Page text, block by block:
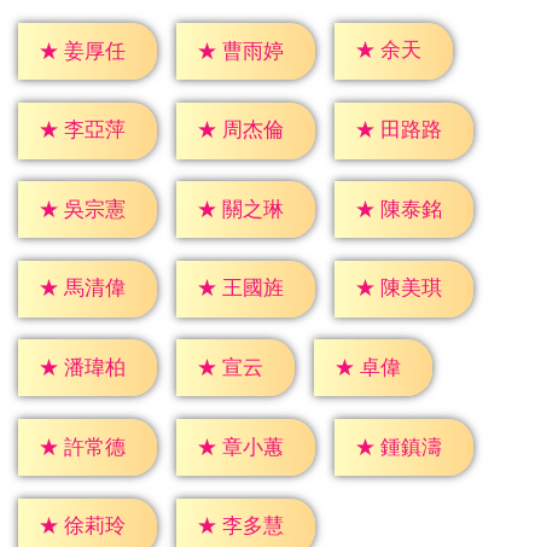
★ 姜厚任 ★ 曹雨婷 ★ 余天
★ 李亞萍 ★ 周杰倫 ★ 田路路
★ 吳宗憲 ★ 關之琳 ★ 陳泰銘
★ 馬清偉 ★ 王國旌 ★ 陳美琪
★ 潘瑋柏 ★ 宣云 ★ 卓偉
★ 許常德 ★ 章小蕙 ★ 鍾鎮濤
★ 徐莉玲 ★ 李多慧